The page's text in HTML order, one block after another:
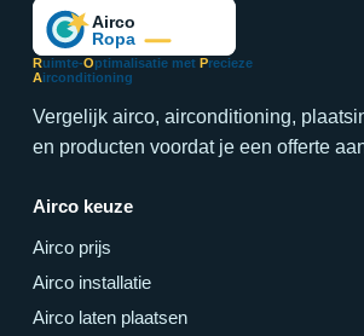
Ruimte-Optimalisatie met Precieze
Airconditioning
Vergelijk airco, airconditioning,
en producten voordat je een offerte
Airco keuze
Airco prijs
Airco installatie
Airco laten plaatsen